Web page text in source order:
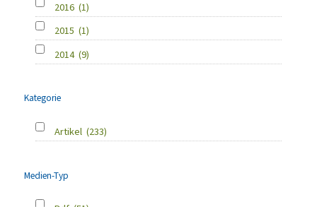
2016 (1)
2015 (1)
2014 (9)
Kategorie
Artikel (233)
Medien-Typ